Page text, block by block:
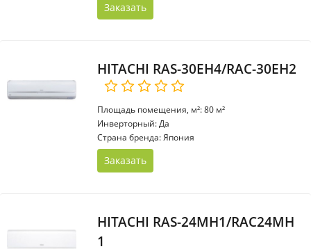
Заказать
HITACHI RAS-30EH4/RAC-30EH2
Площадь помещения, м²: 80 м²
Инверторный: Да
Страна бренда: Япония
Заказать
HITACHI RAS-24MH1/RAC24MH
1